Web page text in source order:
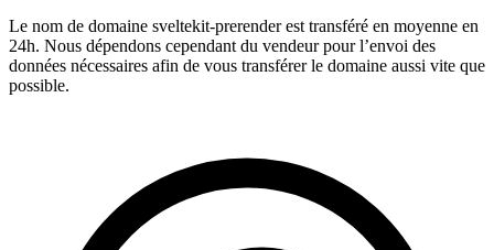
Le nom de domaine sveltekit-prerender est transféré en moyenne en
24h. Nous dépendons cependant du vendeur pour l’envoi des
données nécessaires afin de vous transférer le domaine aussi vite que
possible.